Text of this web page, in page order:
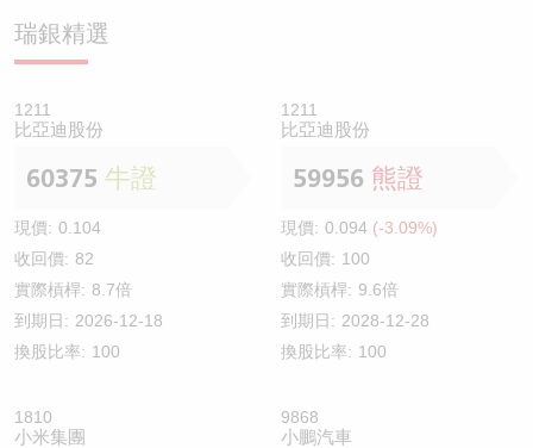
瑞銀精選
1211
比亞迪股份
60375 牛證
現價: 0.104
收回價: 82
實際槓桿: 8.7倍
到期日: 2026-12-18
換股比率: 100
1211
比亞迪股份
59956 熊證
現價: 0.094 (-3.09%)
收回價: 100
實際槓桿: 9.6倍
到期日: 2028-12-28
換股比率: 100
1810
小米集團
9868
小鵬汽車